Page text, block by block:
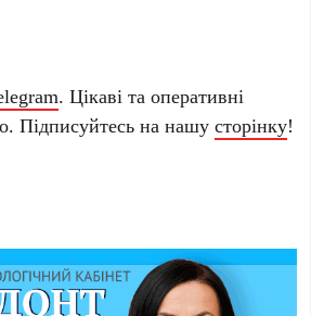
. Цікаві та оперативні
Підписуйтесь на нашусторінку!